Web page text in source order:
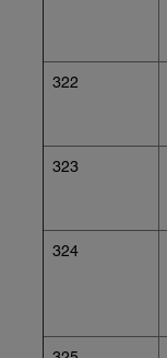
322
323
324